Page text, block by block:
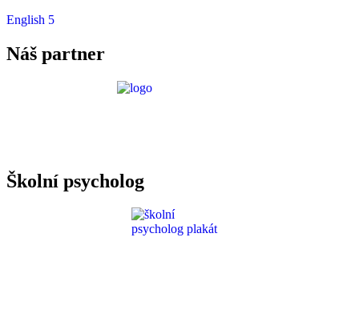
English 5
Náš partner
Školní psycholog